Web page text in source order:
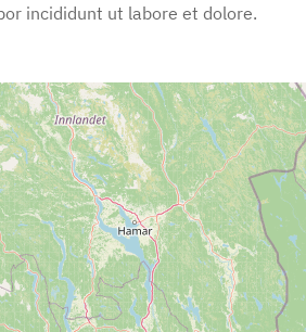
incididunt ut labore et dolore.